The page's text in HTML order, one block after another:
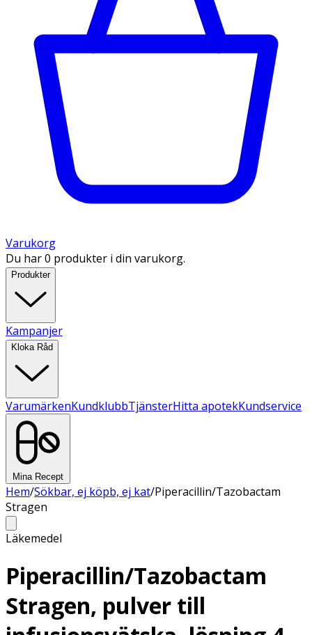
Varukorg
Du har 0 produkter i din varukorg.
Produkter
Kampanjer
Kloka Råd
VarumärkenKundklubbTjänsterHitta apotekKundservice
Mina Recept
Hem/Sökbar, ej köpb, ej kat/Piperacillin/Tazobactam
Stragen
Läkemedel
Piperacillin/Tazobactam
Stragen, pulver till